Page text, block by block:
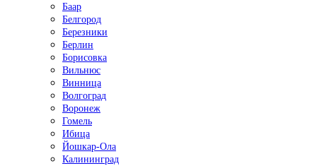
Баар
Белгород
Березники
Берлин
Борисовка
Вильнюс
Винница
Волгоград
Воронеж
Гомель
Ибица
Йошкар-Ола
Калининград